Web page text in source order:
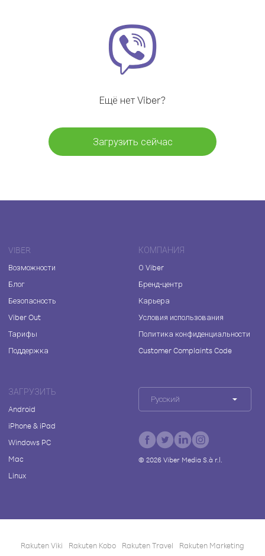
Ещё нет Viber?
Загрузить сейчас
VIBER
Возможности
Блог
Безопасность
Viber Out
Тарифы
Поддержка
КОМПАНИЯ
О Viber
Бренд-центр
Карьера
Условия использования
Политика конфиденциальности
Customer Complaints Code
ЗАГРУЗИТЬ
Android
iPhone & iPad
Windows PC
Mac
Linux
Русский
© 2026Viber Media S.à r.l.
Rakuten Viki Rakuten Kobo Rakuten Travel Rakuten Marketing